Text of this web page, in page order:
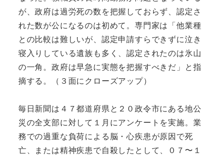
が、政府は過労死の数を把握しておらず、認定さ
れた数が公になるのは初めて。専門家は「他業種
との比較は難しいが、認定申請すらできずに泣き
寝入りしている遺族も多く、認定されたのは氷山
の一角。政府は早急に実態を把握すべきだ」と指
摘する。（３面にクローズアップ）
毎日新聞は４７都道府県と２０政令市にある地公
災の全支部に対して１月にアンケートを実施。業
務での過重な負荷による脳・心疾患が原因で死
亡、または精神疾患で自殺したとして、０７〜１